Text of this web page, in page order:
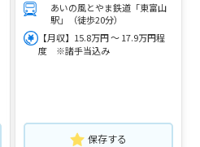
あいの風とやま鉄道「東富山
駅」（徒歩20分）
【月収】15.8万円 ～ 17.9万円程
度 ※諸手当込み
保存する